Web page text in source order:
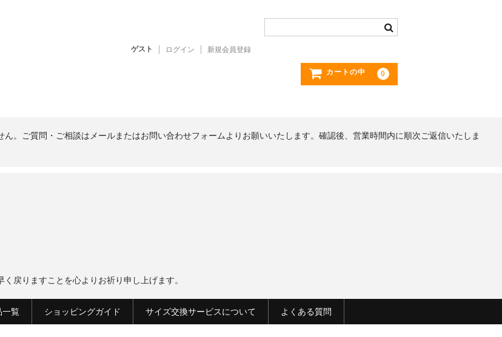
ゲスト ログイン 新規会員登録
カートの中 0
。ご質問・ご相談はメールまたはお問い合わせフォームよりお願いいたします。確認後、営業時間内に順次ご返信いたしま
戻りますことを心よりお祈り申し上げます。
一覧 ショッピングガイド サイズ交換サービスについて よくある質問